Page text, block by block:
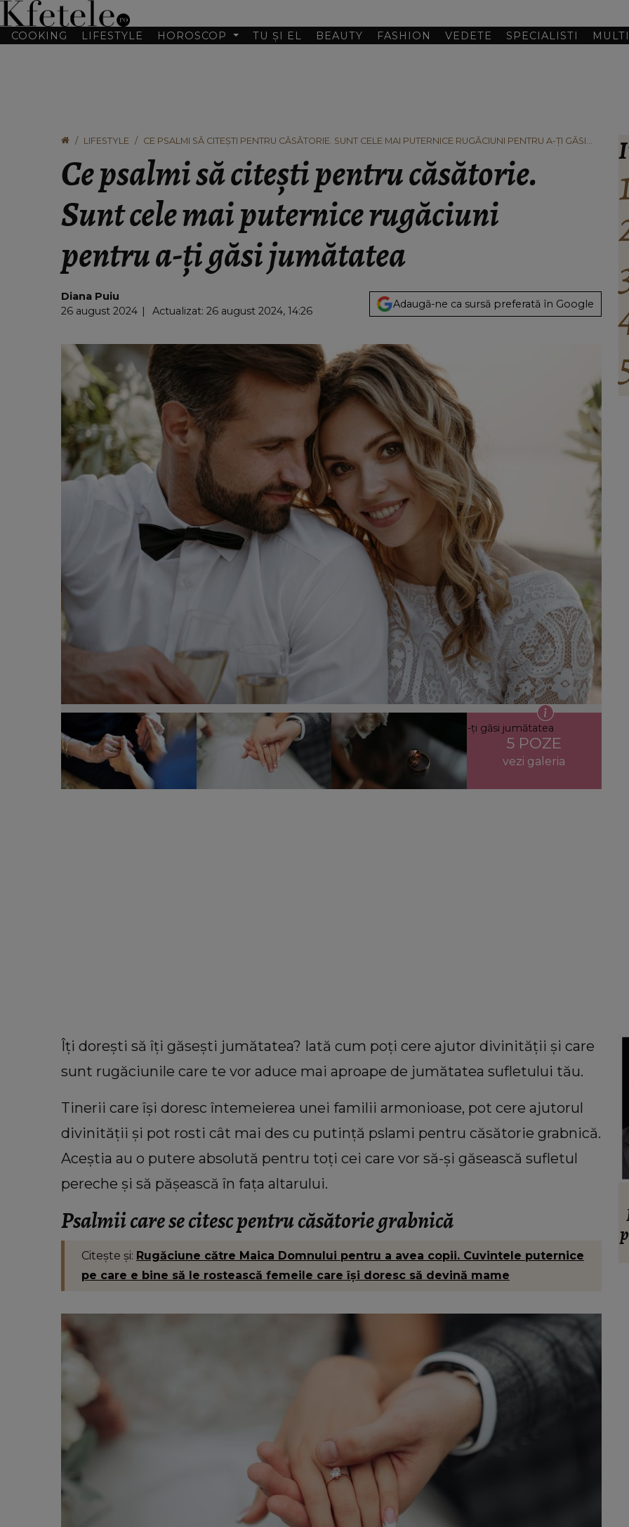
COOKING LIFESTYLE HOROSCOP TU ȘI EL BEAUTY FASHION VEDETE SPECIALISTI
LIFESTYLE
CE PSALMI SĂ CITEŞTI PENTRU CĂSĂTORIE. SUNT CELE MAI PUTERNICE RUGĂCIUNI PENTRU A-ȚI GĂSI
Ce psalmi să citeşti pentru căsătorie.
Sunt cele mai puternice rugăciuni
pentru a-ți găsi jumătatea
Diana Puiu
26 august 2024
Actualizat: 26 august 2024, 14:26
Adaugă-ne ca sursă preferată în Google
Ce psalmi să citeşti pentru căsătorie. Sunt cele mai puternice rugăciuni pentru a-ți găsi jumătatea
5 POZE
vezi galeria
Îți dorești să îți găsești jumătatea? Iată cum poți cere ajutor divinității și care
sunt rugăciunile care te vor aduce mai aproape de jumătatea sufletului tău.
Tinerii care își doresc întemeierea unei familii armonioase, pot cere ajutorul
divinității și pot rosti cât mai des cu putință pslami pentru căsătorie grabnică.
Aceștia au o putere absolută pentru toți cei care vor să-și găsească sufletul
pereche și să pășească în fața altarului.
Psalmii care se citesc pentru căsătorie grabnică
Citește și: Rugăciune către Maica Domnului pentru a avea copii. Cuvintele puternice
pe care e bine să le rostească femeile care își doresc să devină mame
Floarea care te reprezintă în funcție de
personalitate. Ce ți se potrivește dacă
ești o femeie romantică
Cătălin Crișan dezvăluie motivul
despărțirii de Camelia Tabără. Ce a
spus artistul despre standardele fostei
partenere: „Nu pot să...”